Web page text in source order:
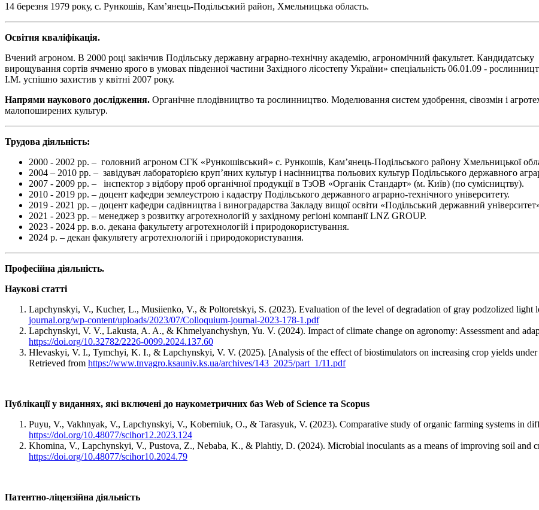
14 березня 1979 року, с. Рункошів, Кам’янець-Подільський район, Хмельницька область.
Освітня кваліфікація.
Вчений агроном. В 2000 році закінчив Подільську державну аграрно-технічну академію, агрономічний факультет. Кандидатську
вирощування сортів ячменю ярого в умовах південної частини Західного лісостепу України» спеціальність 06.01.09 -
І.М. успішно захистив у квітні 2007 року.
Напрями наукового дослідження. Органічне плодівництво та рослинництво. Моделювання систем удобрення, сівозмін і
малопоширених культур.
Трудова діяльність:
2000 - 2002 рр. – головний агроном СГК «Рункошівський» с. Рункошів, Кам’янець-Подільського району Хмельницької
2004 – 2010 рр. – завідувач лабораторією круп’яних культур і насінництва польових культур Подільського державного
2007 - 2009 рр. – інспектор з відбору проб органічної продукції в ТзОВ «Органік Стандарт» (м. Київ) (по сумісництву).
2010 - 2019 рр. – доцент кафедри землеустрою і кадастру Подільського державного аграрно-технічного університету.
2019 - 2021 рр. – доцент кафедри садівництва і виноградарства Закладу вищої освіти «Подільський державний
2021 - 2023 рр. – менеджер з розвитку агротехнологій у західному регіоні компанії LNZ GROUP.
2023 - 2024 рр. в.о. декана факультету агротехнологій і природокористування.
2024 р. – декан факультету агротехнологій і природокористування.
Професійна діяльність.
Наукові статті
Lapchynskyi, V., Kucher, L., Musiienko, V., & Poltoretskyi, S. (2023). Evaluation of the level of degradation of gray podzolized light
journal.org/wp-content/uploads/2023/07/Colloquium-journal-2023-178-1.pdf
Lapchynskyi, V. V., Lakusta, A. A., & Khmelyanchyshyn, Yu. V. (2024). Impact of climate change on agronomy: Assessment and
https://doi.org/10.32782/2226-0099.2024.137.60
Hlevaskyi, V. I., Tymchyi, K. I., & Lapchynskyi, V. V. (2025). [Analysis of the effect of biostimulators on increasing crop yields
Retrieved from https://www.tnvagro.ksauniv.ks.ua/archives/143_2025/part_1/11.pdf
Публікації у виданнях, які включені до наукометричних баз Web of Science та Scopus
Puyu, V., Vakhnyak, V., Lapchynskyi, V., Koberniuk, O., & Tarasyuk, V. (2023). Comparative study of organic farming systems in
https://doi.org/10.48077/scihor12.2023.124
Khomina, V., Lapchynskyi, V., Pustova, Z., Nebaba, K., & Plahtiy, D. (2024). Microbial inoculants as a means of improving soil and
https://doi.org/10.48077/scihor10.2024.79
Патентно-ліцензійна діяльність